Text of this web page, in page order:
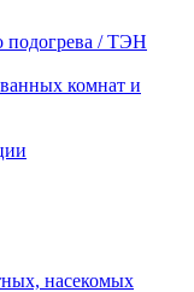
подогрева / ТЭН
комнат и
насекомых